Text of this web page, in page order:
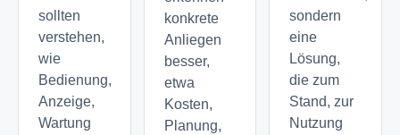
sollten
verstehen,
wie
Bedienung,
Anzeige,
Wartung
konkrete
Anliegen
besser,
etwa
Kosten,
Planung,
sondern
eine
Lösung,
die zum
Stand, zur
Nutzung